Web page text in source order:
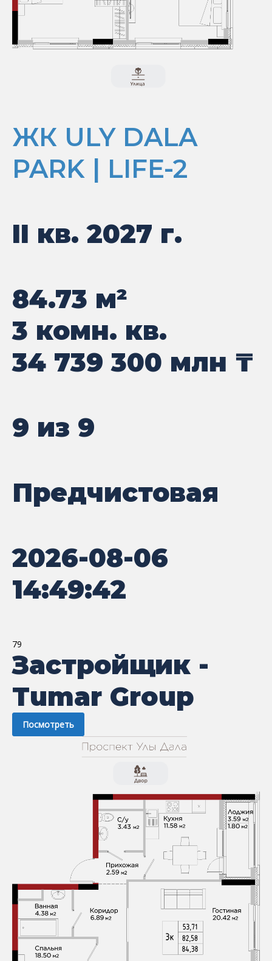
ЖК ULY DALA
PARK | LIFE-2
II кв. 2027 г.
84.73 м²
3 комн. кв.
34 739 300 млн ₸
9 из 9
Предчистовая
2026-08-06
14:49:42
79
Застройщик -
Tumar Group
Посмотреть